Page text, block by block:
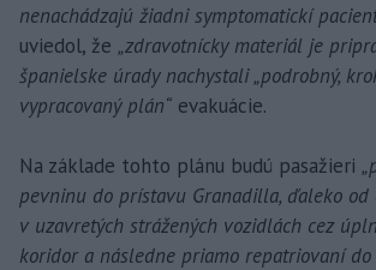
nenachádzajú žiadni symptomatickí
uviedol, že „zdravotnícky materiál je
španielske úrady nachystali „podrobný,
vypracovaný plán“ evakuácie.
Na základe tohto plánu budú pasažieri
pevninu do prístavu Granadilla, ďaleko od
v uzavretých strážených vozidlách cez
koridor a následne priamo repatriovaní do